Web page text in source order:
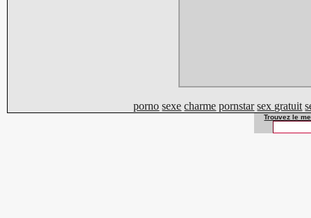
porno sexe charme pornstar sex gratuit
Trouvez le